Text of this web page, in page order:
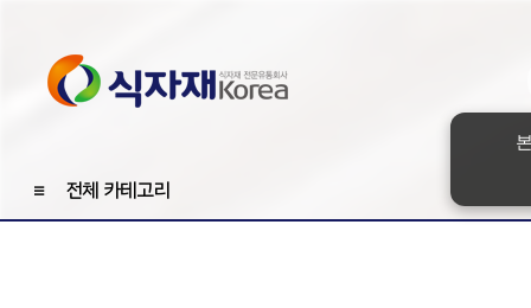
≡ 전체 카테고리